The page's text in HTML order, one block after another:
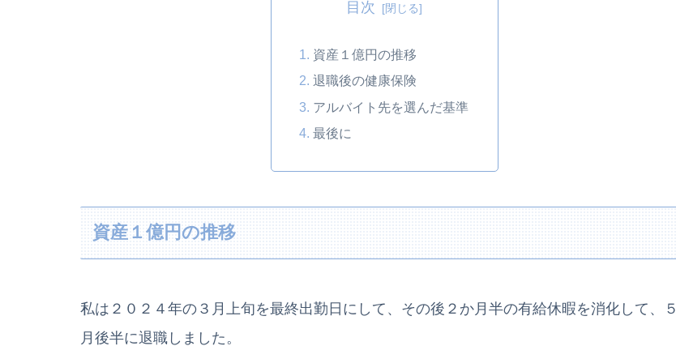
目次
資産１億円の推移
退職後の健康保険
アルバイト先を選んだ基準
最後に
資産１億円の推移
私は２０２４年の３月上旬を最終出勤日にして、その後２か月半の有給休暇を消化して、５
月後半に退職しました。